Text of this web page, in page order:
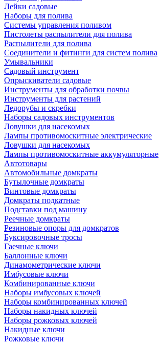
Лейки садовые
Наборы для полива
Системы управления поливом
Пистолеты распылители для полива
Распылители для полива
Соединители и фитинги для систем полива
Умывальники
Садовый инструмент
Опрыскиватели садовые
Инструменты для обработки почвы
Инструменты для растений
Ледорубы и скребки
Наборы садовых инструментов
Ловушки для насекомых
Лампы противомоскитные электрические
Ловушки для насекомых
Лампы противомоскитные аккумуляторные
Автотовары
Автомобильные домкраты
Бутылочные домкраты
Винтовые домкраты
Домкраты подкатные
Подставки под машину
Реечные домкраты
Резиновые опоры для домкратов
Буксировочные тросы
Гаечные ключи
Баллонные ключи
Динамометрические ключи
Имбусовые ключи
Комбинированные ключи
Наборы имбусовых ключей
Наборы комбинированных ключей
Наборы накидных ключей
Наборы рожковых ключей
Накидные ключи
Рожковые ключи